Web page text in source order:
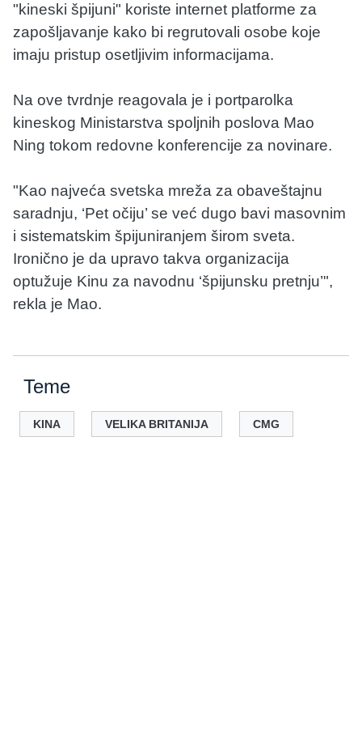
"kineski špijuni" koriste internet platforme za
zapošljavanje kako bi regrutovali osobe koje
imaju pristup osetljivim informacijama.
Na ove tvrdnje reagovala je i portparolka
kineskog Ministarstva spoljnih poslova Mao
Ning tokom redovne konferencije za novinare.
"Kao najveća svetska mreža za obaveštajnu
saradnju, ‘Pet očiju’ se već dugo bavi masovnim
i sistematskim špijuniranjem širom sveta.
Ironično je da upravo takva organizacija
optužuje Kinu za navodnu ‘špijunsku pretnju’",
rekla je Mao.
Teme
KINA VELIKA BRITANIJA CMG